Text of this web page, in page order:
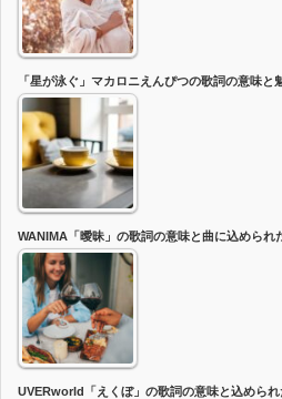
「星が泳ぐ」マカロニえんぴつの歌詞の意味
WANIMA「曖昧」の歌詞の意味と曲に込められ
UVERworld「えくぼ」の歌詞の意味と込められ